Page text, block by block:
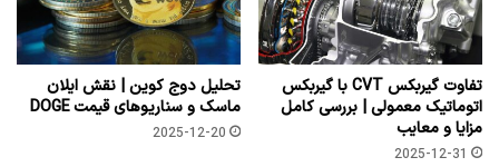
تفاوت گیربکس CVT با گیربکس
اتوماتیک معمولی | بررسی کامل
مزایا و معایب
2025-12-31
تحلیل دوج کوین | نقش ایلان
ماسک و سناریوهای قیمت DOGE
2025-12-20